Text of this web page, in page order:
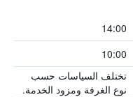
14:00
10:00
تختلف السياسات حسب
نوع الغرفة ومزود الخدمة.